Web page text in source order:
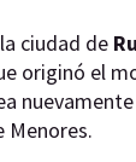
ciudad de
originó el
Menores.